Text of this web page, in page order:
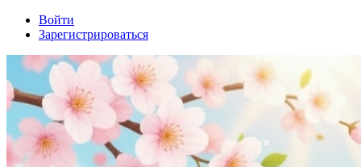
Войти
Зарегистрироваться